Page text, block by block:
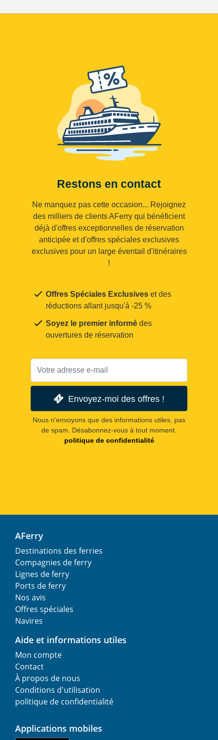
Restons en contact
Ne manquez pas cette occasion... Rejoignez
des milliers de clients AFerry qui bénéficient
déjà d'offres exceptionnelles de réservation
anticipée et d'offres spéciales exclusives
exclusives pour un large éventail d'itinéraires
!
Offres Spéciales Exclusives et des
réductions allant jusqu'à -25 %
Soyez le premier informé des
ouvertures de réservation
Envoyez-moi des offres !
Nous n'envoyons que des informations utiles, pas
de spam. Désabonnez-vous à tout moment.
politique de confidentialité
AFerry
Destinations des ferries
Compagnies de ferry
Lignes de ferry
Ports de ferry
Nos avis
Offres spéciales
Navires
Aide et informations utiles
Mon compte
Contact
À propos de nous
Conditions d'utilisation
politique de confidentialité
Applications mobiles